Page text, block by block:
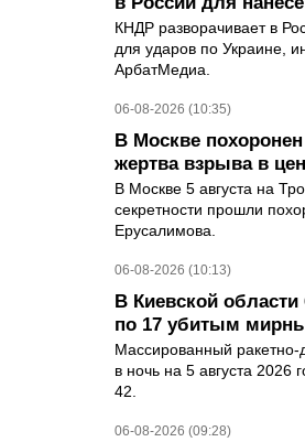
КНДР разворачивает в
для ударов по Украине,
АрбатМедиа.
06-08-2026 (10:35)
В Москве
жертва взрыва в
В Москве 5 августа на
секретности прошли
Ерусалимова.
06-08-2026 (10:13)
В Киевской
по 17 убитым
Массированный ракетно-
в ночь на 5 августа 2026
42.
06-08-2026 (09:28)